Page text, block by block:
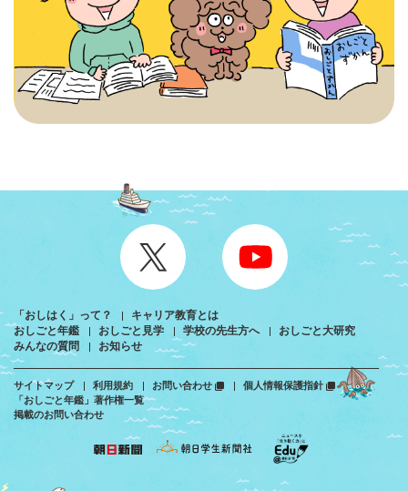
「おしはく」って？
キャリア教育とは
おしごと年鑑
おしごと見学 学校の先生方へ
おしごと大研究
みんなの質問
お知らせ
サイトマップ 利用規約 お問い合わせ
個人情報保護指針
「おしごと年鑑」著作権一覧
掲載のお問い合わせ